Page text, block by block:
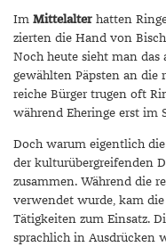
Im Mittelalter hatten
zierten die Hand von
Noch heute sieht man das
gewählten Päpsten an die
reiche Bürger trugen oft
während Eheringe erst im
Doch warum eigentlich die
der kulturübergreifenden
zusammen. Während die
verwendet wurde, kam
Tätigkeiten zum Einsatz.
sprachlich in Ausdrücken